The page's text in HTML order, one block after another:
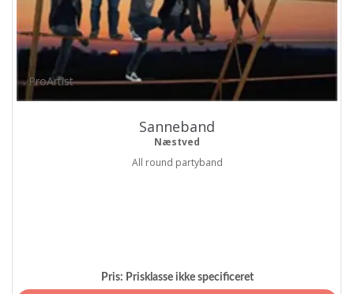
ProArtist
Sanneband
Næstved
All round partyband
Pris: Prisklasse ikke specificeret